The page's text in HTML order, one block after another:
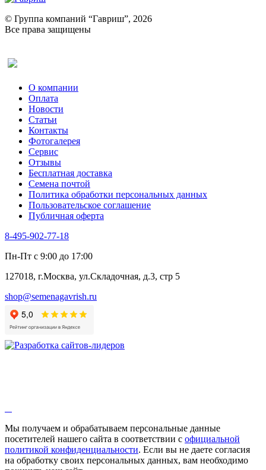
Ревень
Рукола
Рута
Тмин
Трава для чая
Туласи
Укроп
Фенхель пряный
Хризантема овощная
Цикорий пряный
Цикорий салатный (Витлуф)
Черемша
Шпинат
Щавель
Эндивий
Эстрагон
Алтей
Бессмертник
Валериана
Валерианелла
Гибискус лекарственный
Девясил
Душица
Змееголовник
Мыльнянка
Мята
Овсяный корень
Огуречная трава
© Группа компаний “Гавриш”, 2026
Все права защищены
О компании
Оплата
Новости
Статьи
Контакты
Фотогалерея​
Сервис
Отзывы
Бесплатная доставка
Семена почтой
Политика обработки персональных данных
Пользовательское соглашение
Публичная оферта
8-495-902-77-18
Пн-Пт с 9:00 до 17:00
127018, г.Москва, ул.Складочная, д.3, стр 5
shop@semenagavrish.ru
Мы получаем и обрабатываем персональные данные
посетителей нашего сайта в соответствии с официальной
политикой конфиденциальности. Если вы не даете согласия
на обработку своих персональных данных, вам необходимо